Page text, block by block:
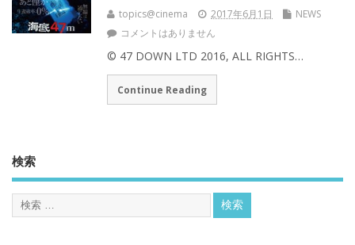
topics@cinema 2017年6月1日
NEWS
コメントはありません
© 47 DOWN LTD 2016, ALL RIGHTS…
Continue Reading
検索